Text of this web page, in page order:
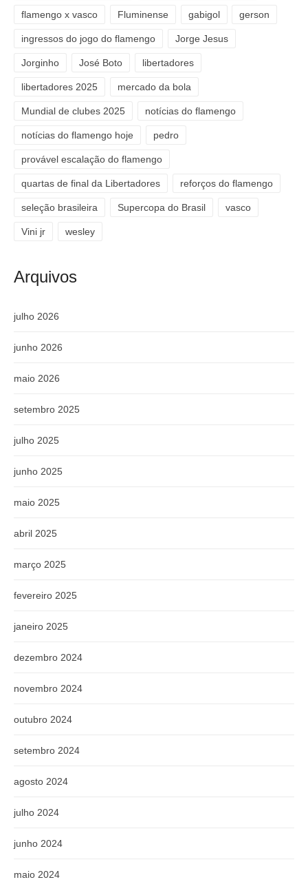
flamengo x vasco Fluminense gabigol gerson
ingressos do jogo do flamengo Jorge Jesus
Jorginho José Boto libertadores
libertadores 2025 mercado da bola
Mundial de clubes 2025 notícias do flamengo
notícias do flamengo hoje pedro
provável escalação do flamengo
quartas de final da Libertadores reforços do flamengo
seleção brasileira Supercopa do Brasil vasco
Vini jr wesley
Arquivos
julho 2026
junho 2026
maio 2026
setembro 2025
julho 2025
junho 2025
maio 2025
abril 2025
março 2025
fevereiro 2025
janeiro 2025
dezembro 2024
novembro 2024
outubro 2024
setembro 2024
agosto 2024
julho 2024
junho 2024
maio 2024